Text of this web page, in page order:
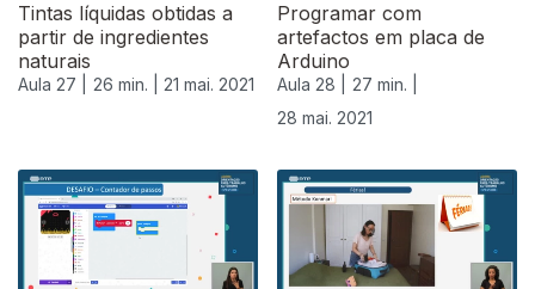
Tintas líquidas obtidas a
partir de ingredientes
naturais
Aula 27 | 26 min. | 21 mai. 2021
Programar com
artefactos em placa de
Arduino
Aula 28 |
27 min. |
28 mai. 2021